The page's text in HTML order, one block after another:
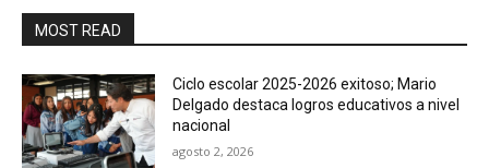
MOST READ
Ciclo escolar 2025-2026 exitoso; Mario
Delgado destaca logros educativos a nivel
nacional
agosto 2, 2026